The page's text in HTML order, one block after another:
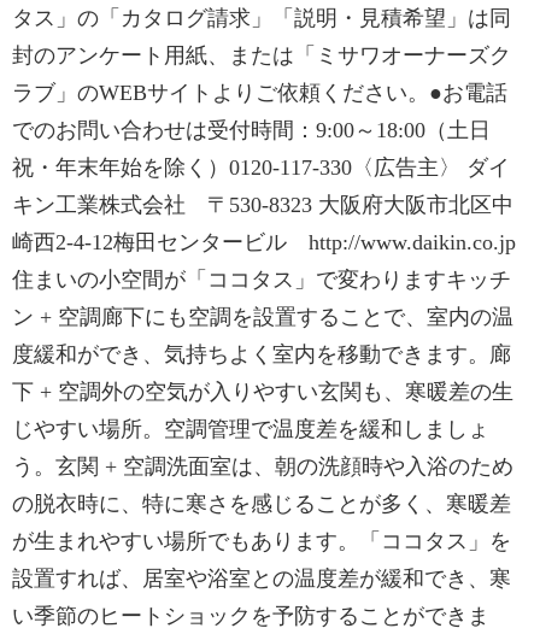
タス」の「カタログ請求」「説明・見積希望」は同
封のアンケート用紙、または「ミサワオーナーズク
ラブ」のWEBサイトよりご依頼ください。●お電話
でのお問い合わせは受付時間：9:00～18:00（土日
祝・年末年始を除く）0120-117-330〈広告主〉 ダイ
キン工業株式会社 〒530-8323 大阪府大阪市北区中
崎西2-4-12梅田センタービル http://www.daikin.co.jp
住まいの小空間が「ココタス」で変わりますキッチ
ン + 空調廊下にも空調を設置することで、室内の温
度緩和ができ、気持ちよく室内を移動できます。廊
下 + 空調外の空気が入りやすい玄関も、寒暖差の生
じやすい場所。空調管理で温度差を緩和しましょ
う。玄関 + 空調洗面室は、朝の洗顔時や入浴のため
の脱衣時に、特に寒さを感じることが多く、寒暖差
が生まれやすい場所でもあります。「ココタス」を
設置すれば、居室や浴室との温度差が緩和でき、寒
い季節のヒートショックを予防することができま